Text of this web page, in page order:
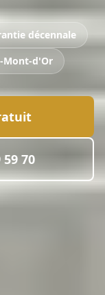
décennale
Mont-d'Or
59 70